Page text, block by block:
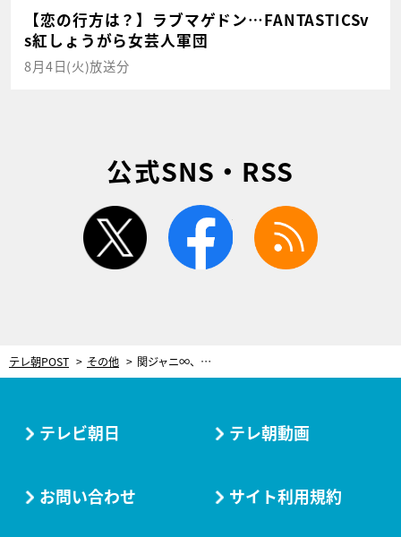
【恋の行方は？】ラブマゲドン…FANTASTICSv
s紅しょうがら女芸人軍団
8月4日(火)放送分
公式SNS・RSS
twitter facebook
テレ朝POST その他 関ジャニ∞、一流ミュージシャンたちとあの名曲『DOWN TOWN』をセッション！
テレビ朝日 テレ朝動画
お問い合わせ サイト利用規約